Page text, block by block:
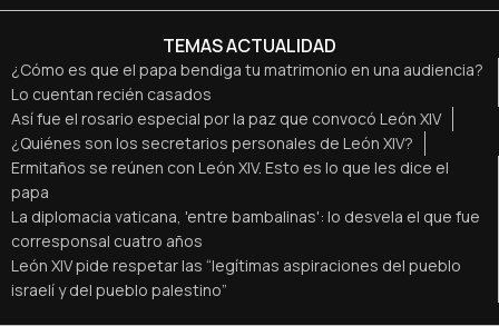
TEMAS ACTUALIDAD
¿Cómo es que el papa bendiga tu matrimonio en una audiencia?
Lo cuentan recién casados
Así fue el rosario especial por la paz que convocó León XIV
¿Quiénes son los secretarios personales de León XIV?
Ermitaños se reúnen con León XIV. Esto es lo que les dice el
papa
La diplomacia vaticana, 'entre bambalinas': lo desvela el que fue
corresponsal cuatro años
León XIV pide respetar las “legítimas aspiraciones del pueblo
israelí y del pueblo palestino”